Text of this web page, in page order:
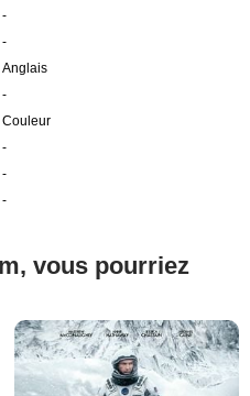
-
-
Anglais
-
Couleur
-
-
-
vous pourriez